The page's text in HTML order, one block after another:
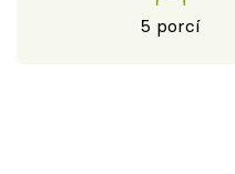
5 porcí